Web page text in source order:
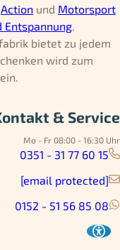
Action und Motorsport
Entspannung.
bietet zu jedem
wird zum
& Service
Mo - Fr 08:00 - 16:30 Uhr
0351 - 31 77 60 15
[email protected]
0152 - 51 56 85 08